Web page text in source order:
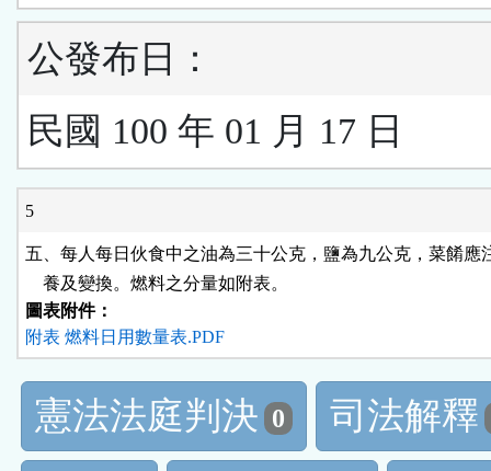
公發布日：
民國 100 年 01 月 17 日
5
五、每人每日伙食中之油為三十公克，鹽為九公克，菜餚應
    養及變換。燃料之分量如附表。
圖表附件：
附表 燃料日用數量表.PDF
憲法法庭判決 0
司法解釋